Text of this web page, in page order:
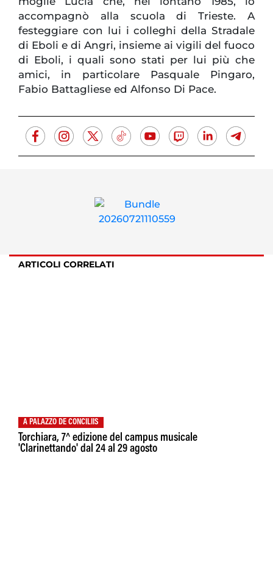
accompagnò alla scuola di Trieste. A
festeggiare con lui i colleghi della Stradale
di Eboli e di Angri, insieme ai vigili del fuoco
di Eboli, i quali sono stati per lui più che
amici, in particolare Pasquale Pingaro,
Fabio Battagliese ed Alfonso Di Pace.
ARTICOLI CORRELATI
A PALAZZO DE CONCILIIS
Torchiara, 7^ edizione del campus musicale
'Clarinettando' dal 24 al 29 agosto